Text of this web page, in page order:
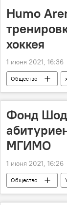
Humo
хоккея
1 июня 2021, 16:36
Общество
Высшая хоккейная
Фонд
МГИМО
1 июня 2021, 16:26
Общество